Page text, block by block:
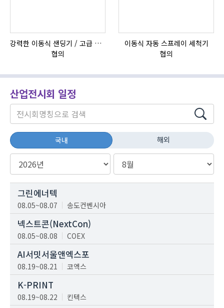
강력한 이동식 샌딩기 / 고급 이태리 IBIX샌드블라스터
협의
이동식 자동 스프레이 세척기
협의
산업전시회 일정
국내 해외
그린에너텍
08.05~08.07 송도컨벤시아
넥스트콘(NextCon)
08.05~08.08 COEX
AI서밋서울앤엑스포
08.19~08.21 코엑스
K-PRINT
08.19~08.22 킨텍스